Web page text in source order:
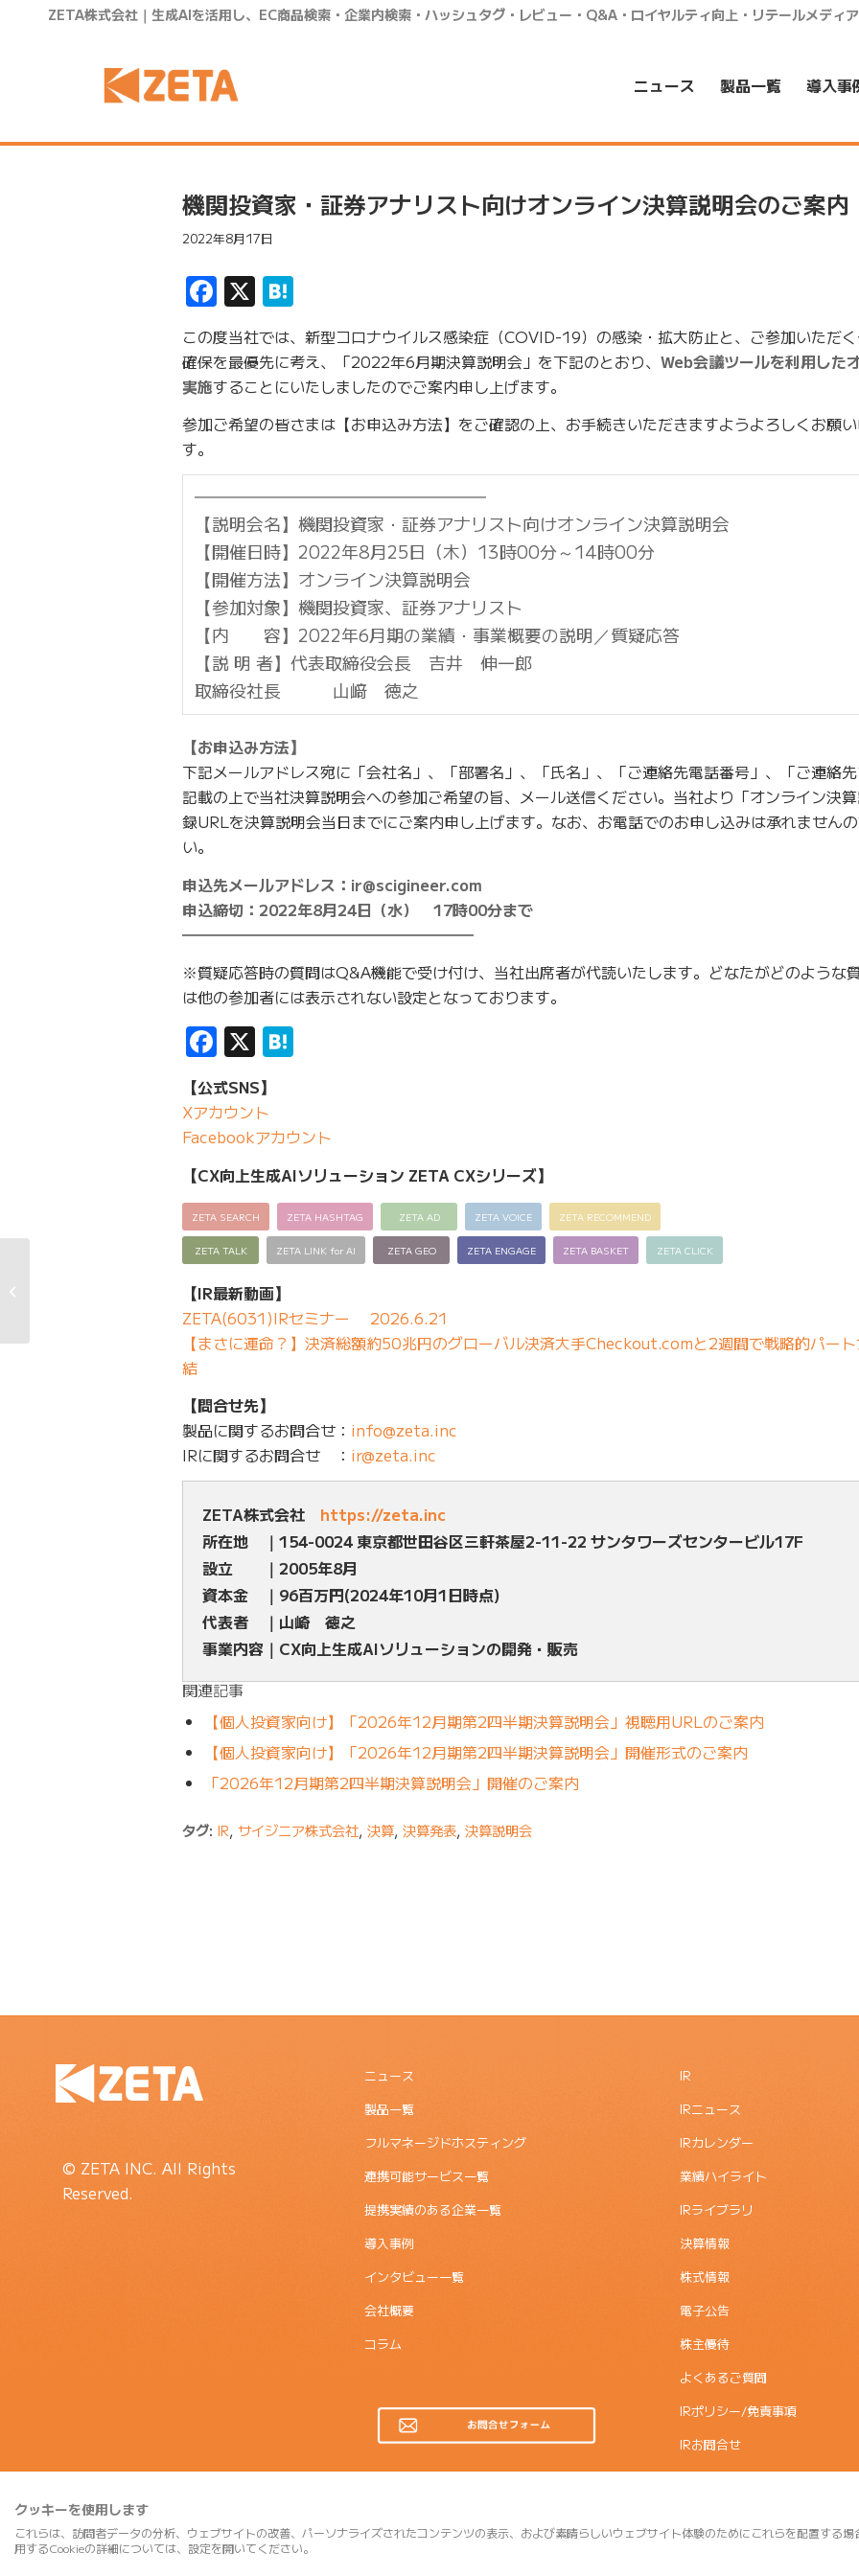
ZETA株式会社｜生成AIを活用し、EC商品検索・企業内検索・ハッシュタグ・レビュー・Q&A・ロイヤルティ向上・リテールメディ
ニュース 製品一覧 導入事
機関投資家・証券アナリスト向けオンライン決算説明会のご案内
2022年8月17日
Facebook
X
この度当社では、新型コロナウイルス感染症（COVID-19）の感染・拡大防止と、ご参加いただ
確保を最優先に考え、「2022年6月期決算説明会」を下記のとおり、 Web会議ツールを利用した
実施することにいたしましたのでご案内申し上げます。
参加ご希望の皆さまは【お申込み方法】をご確認の上、お手続きいただきますようよろしくお願
す。
━━━━━━━━━━━━━━━━━━━
【説明会名】機関投資家・証券アナリスト向けオンライン決算説明会
【開催日時】2022年8月25日（木）13時00分～14時00分
【開催方法】オンライン決算説明会
【参加対象】機関投資家、証券アナリスト
【内 容】2022年6月期の業績・事業概要の説明／質疑応答
【説 明 者】代表取締役会長 吉井 伸一郎
取締役社長 山﨑 徳之
【お申込み方法】
下記メールアドレス宛に「会社名」、「部署名」、「氏名」、「ご連絡先電話番号」、「ご連絡
記載の上で当社決算説明会への参加ご希望の旨、メール送信ください。当社より「オンライン決
録URLを決算説明会当日までにご案内申し上げます。なお、お電話でのお申し込みは承れません
い。
申込先メールアドレス：ir@scigineer.com
申込締切：2022年8月24日（水） 17時00分まで
━━━━━━━━━━━━━━━━━━━
※質疑応答時の質問はQ&A機能で受け付け、当社出席者が代読いたします。どなたがどのような
は他の参加者には表示されない設定となっております。
Facebook
X
【公式SNS】
Xアカウント
Facebookアカウント
【CX向上生成AIソリューション ZETA CXシリーズ】
ZETA SEARCH ZETA HASHTAG ZETA AD ZETA VOICE ZETA RECOMMEND
ZETA TALK ZETA LINK for AI ZETA GEO ZETA ENGAGE ZETA BASKET ZETA CLICK
【IR最新動画】
ZETA(6031)IRセミナー 2026.6.21
【まさに運命？】決済総額約50兆円のグローバル決済大手Checkout.comと2週間で戦略的パー
結
【問合せ先】
製品に関するお問合せ： info@zeta.inc
IRに関するお問合せ ： ir@zeta.inc
ZETA株式会社 https://zeta.inc
所在地 ｜154-0024 東京都世田谷区三軒茶屋2-11-22 サンタワーズセンタービル17F
設立 ｜2005年8月
資本金 ｜96百万円(2024年10月1日時点)
代表者 ｜山崎 徳之
事業内容｜CX向上生成AIソリューションの開発・販売
関連記事
【個人投資家向け】「2026年12月期第2四半期決算説明会」視聴用URLのご案内
【個人投資家向け】「2026年12月期第2四半期決算説明会」開催形式のご案内
「2026年12月期第2四半期決算説明会」開催のご案内
タグ: IR, サイジニア株式会社, 決算, 決算発表, 決算説明会
© ZETA INC. All Rights
Reserved.
ニュース
製品一覧
フルマネージドホスティング
連携可能サービス一覧
提携実績のある企業一覧
導入事例
インタビュー一覧
会社概要
コラム
IR
IRニュース
IRカレンダー
業績ハイライト
IRライブラリ
決算情報
株式情報
電子公告
株主優待
よくあるご質問
IRポリシー/免責事項
IRお問合せ
クッキーを使用します
これらは、訪問者データの分析、ウェブサイトの改善、パーソナライズされたコンテンツの表示、および素晴らしいウェブサイト体験のためにこれらを配置する場
用するCookieの詳細については、設定を開いてください。